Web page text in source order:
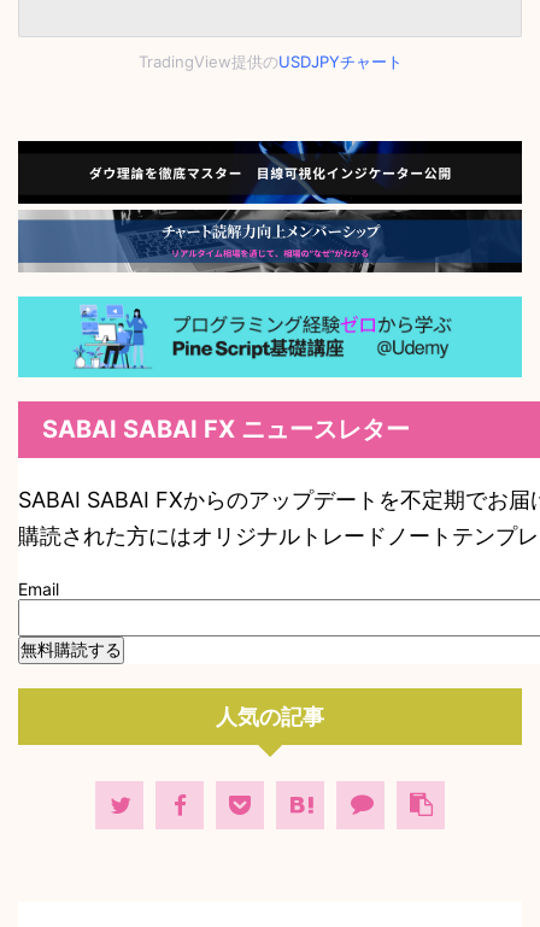
TradingView提供のUSDJPYチャート
SABAI SABAI FX ニュースレター
SABAI SABAI FXからのアップデートを不定期でお届
購読された方にはオリジナルトレードノートテンプ
Email
人気の記事